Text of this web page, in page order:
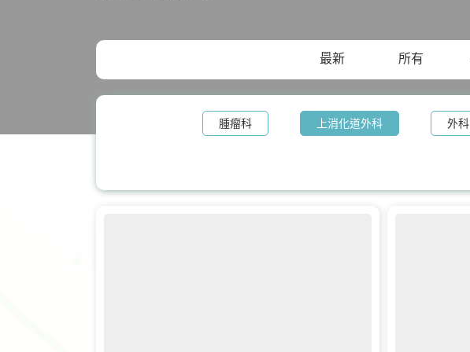
最新 所有
腫瘤科 上消化道外科 外科
眼科 眼科護理 膝關節健康